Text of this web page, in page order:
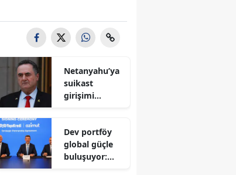
Netanyahu’ya
suikast
girişimi
Bakanı
gizlenen
detayları
Dev portföy
global güçle
buluşuyor: